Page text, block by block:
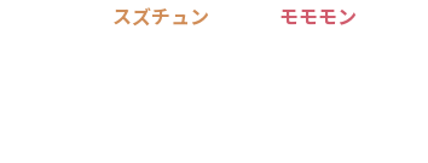
スズチュン モモモン